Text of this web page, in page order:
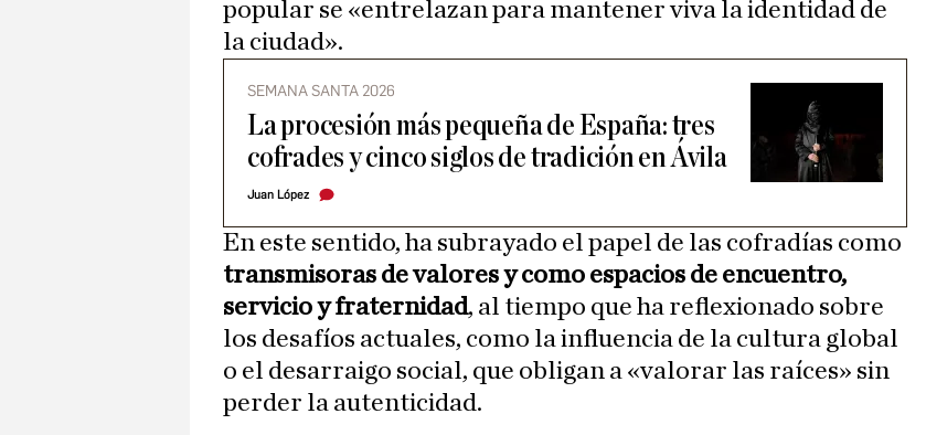
popular se «entrelazan para mantener viva la identidad de
la ciudad».
SEMANA SANTA 2026
La procesión más pequeña de España: tres
cofrades y cinco siglos de tradición en Ávila
Juan López
En este sentido, ha subrayado el papel de las cofradías como
transmisoras de valores y como espacios de encuentro,
servicio y fraternidad, al tiempo que ha reflexionado sobre
los desafíos actuales, como la influencia de la cultura global
o el desarraigo social, que obligan a «valorar las raíces» sin
perder la autenticidad.